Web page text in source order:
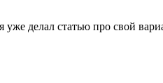
делал статью про свой